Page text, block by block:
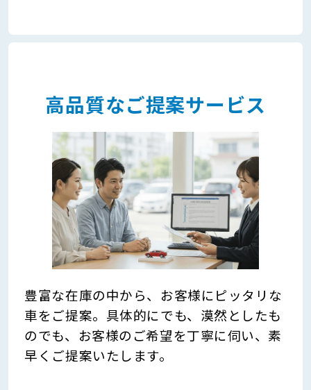
高品質なご提案サービス
豊富な在庫の中から、お客様にピッタリな
車をご提案。具体的にでも、漠然としたも
のでも、お客様のご希望を丁寧に伺い、素
早くご提案いたします。